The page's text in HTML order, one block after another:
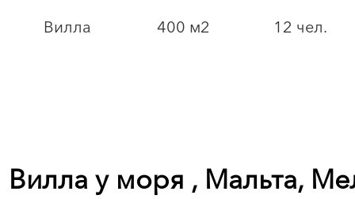
Вилла 400 м2 12 чел.
Вилла у моря , Мальта,